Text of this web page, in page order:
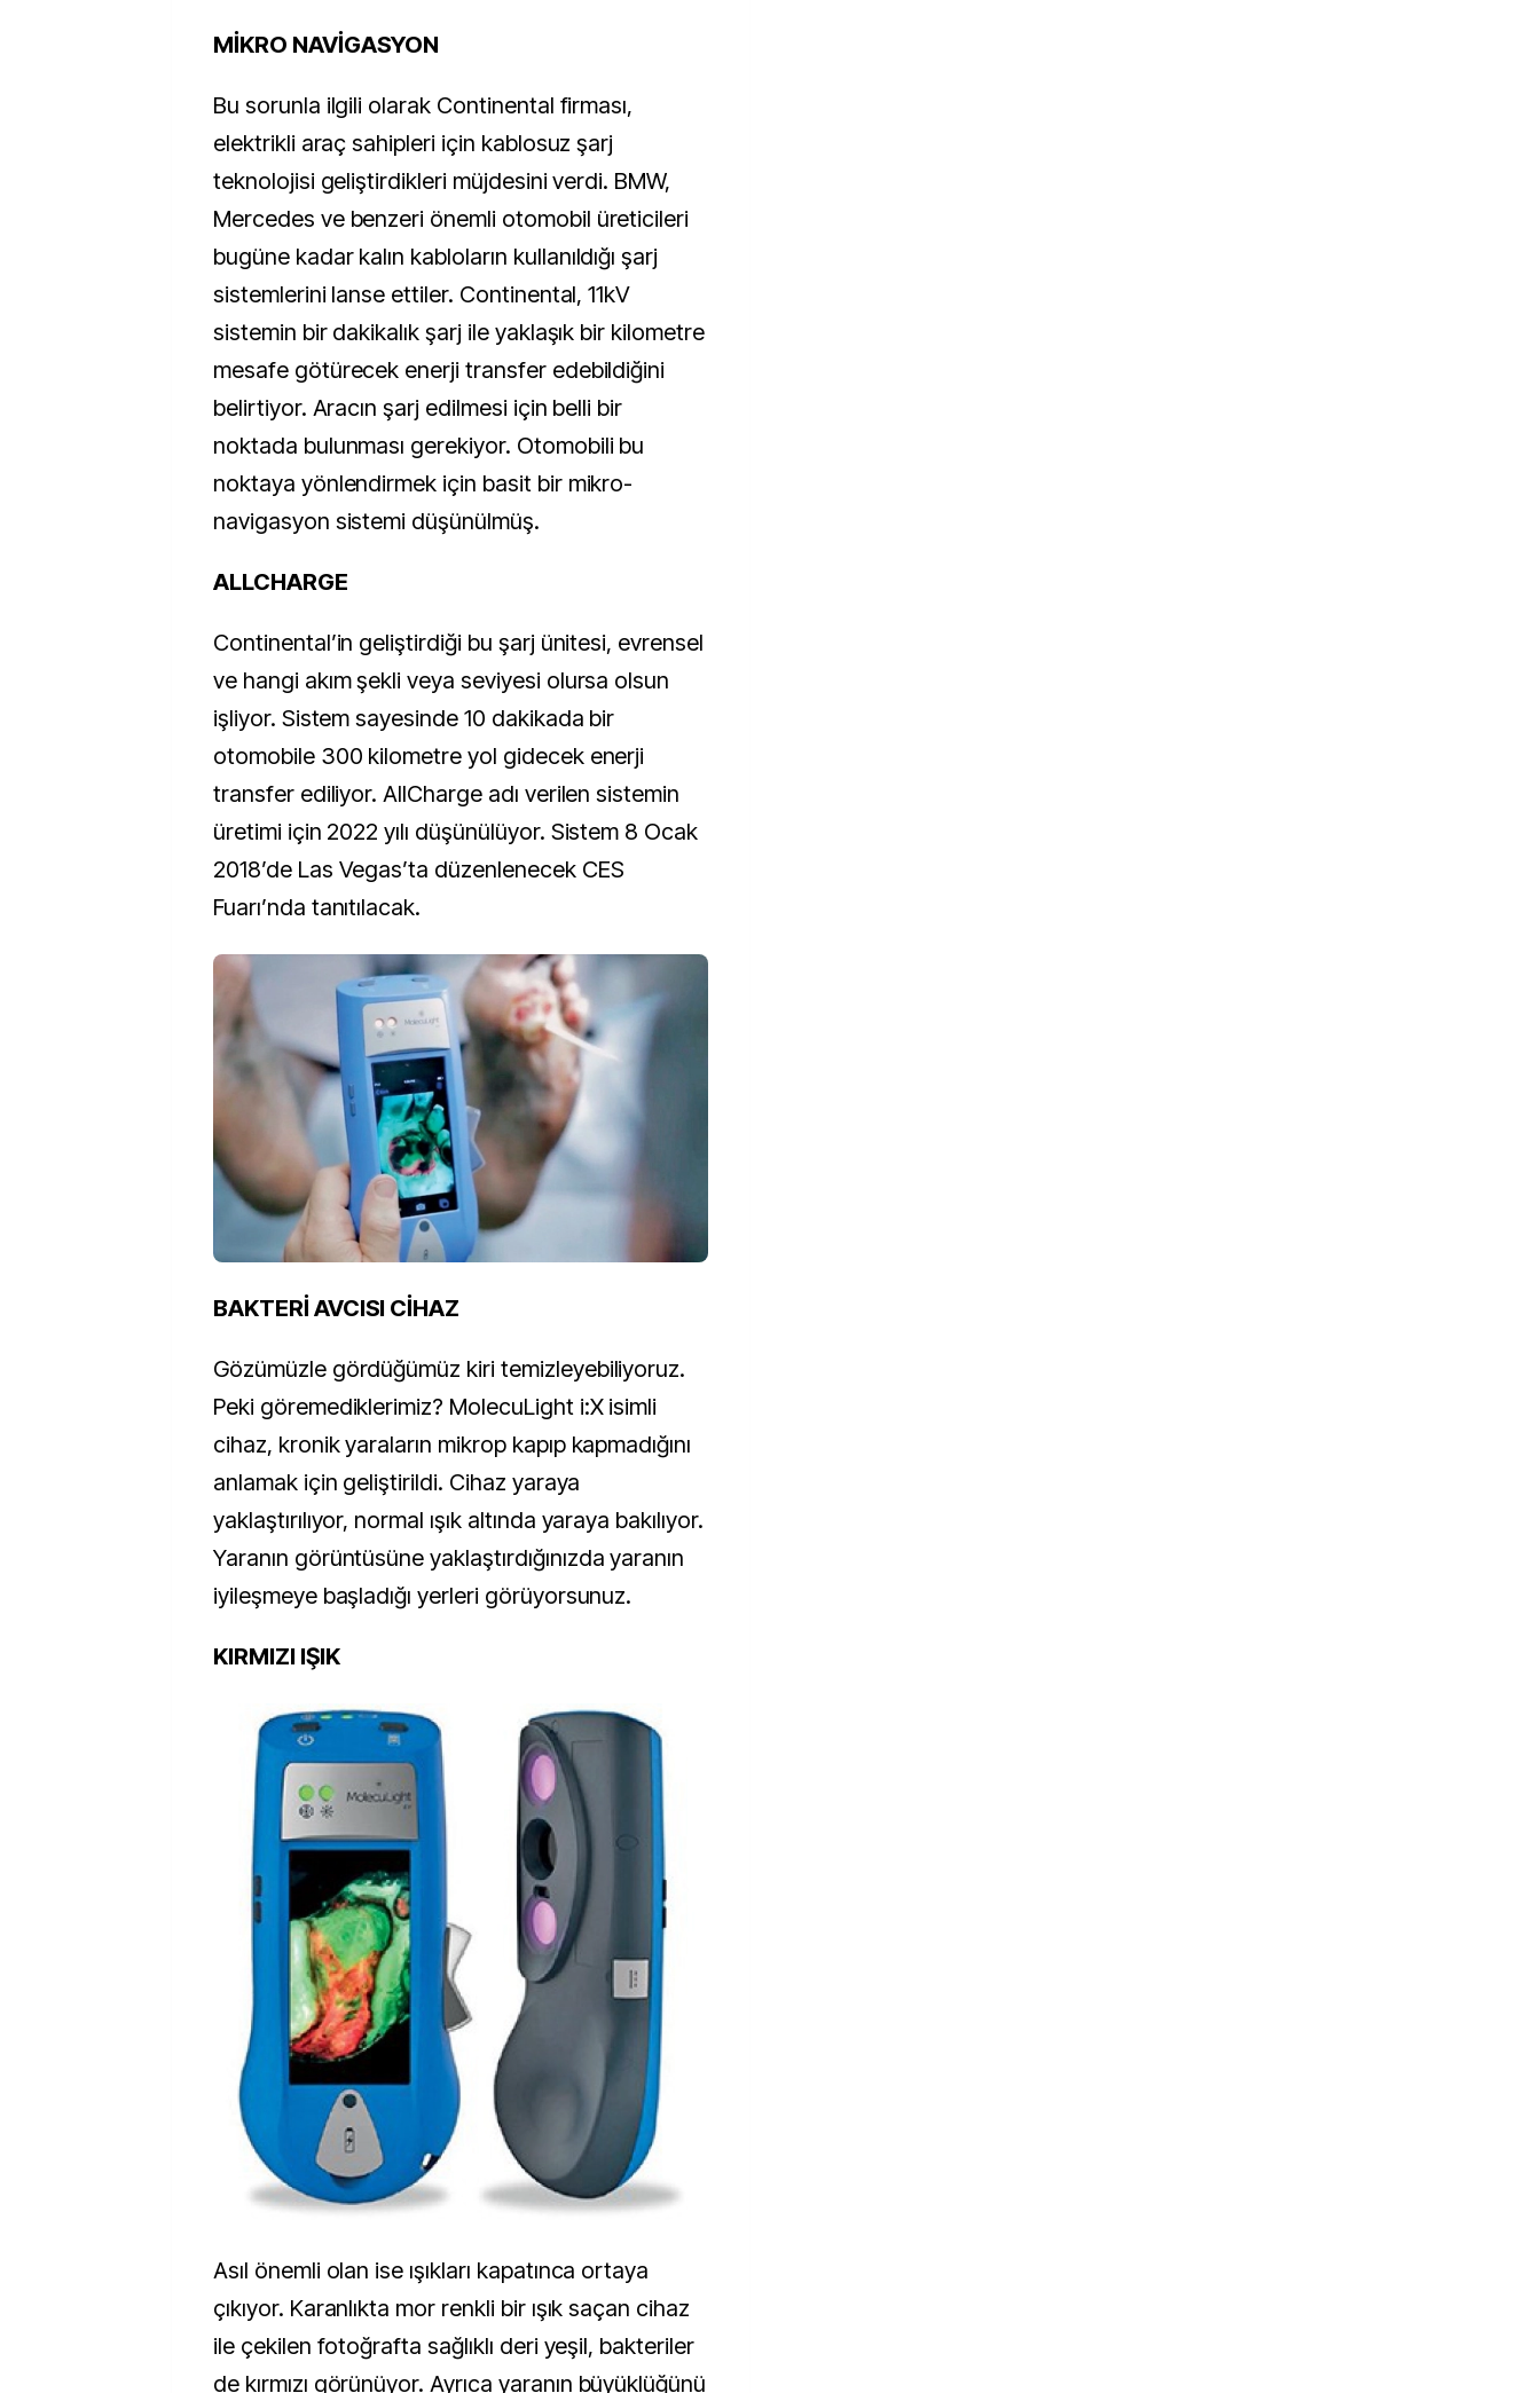
MİKRO NAVİGASYON
Bu sorunla ilgili olarak Continental firması,
elektrikli araç sahipleri için kablosuz şarj
teknolojisi geliştirdikleri müjdesini verdi. BMW,
Mercedes ve benzeri önemli otomobil üreticileri
bugüne kadar kalın kabloların kullanıldığı şarj
sistemlerini lanse ettiler. Continental, 11kV
sistemin bir dakikalık şarj ile yaklaşık bir kilometre
mesafe götürecek enerji transfer edebildiğini
belirtiyor. Aracın şarj edilmesi için belli bir
noktada bulunması gerekiyor. Otomobili bu
noktaya yönlendirmek için basit bir mikro-
navigasyon sistemi düşünülmüş.
ALLCHARGE
Continental’in geliştirdiği bu şarj ünitesi, evrensel
ve hangi akım şekli veya seviyesi olursa olsun
işliyor. Sistem sayesinde 10 dakikada bir
otomobile 300 kilometre yol gidecek enerji
transfer ediliyor. AllCharge adı verilen sistemin
üretimi için 2022 yılı düşünülüyor. Sistem 8 Ocak
2018’de Las Vegas’ta düzenlenecek CES
Fuarı’nda tanıtılacak.
BAKTERİ AVCISI CİHAZ
Gözümüzle gördüğümüz kiri temizleyebiliyoruz.
Peki göremediklerimiz? MolecuLight i:X isimli
cihaz, kronik yaraların mikrop kapıp kapmadığını
anlamak için geliştirildi. Cihaz yaraya
yaklaştırılıyor, normal ışık altında yaraya bakılıyor.
Yaranın görüntüsüne yaklaştırdığınızda yaranın
iyileşmeye başladığı yerleri görüyorsunuz.
KIRMIZI IŞIK
Asıl önemli olan ise ışıkları kapatınca ortaya
çıkıyor. Karanlıkta mor renkli bir ışık saçan cihaz
ile çekilen fotoğrafta sağlıklı deri yeşil, bakteriler
de kırmızı görünüyor. Ayrıca yaranın büyüklüğünü